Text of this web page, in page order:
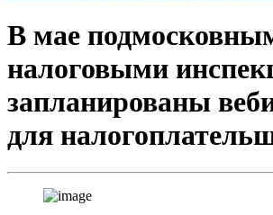
В мае
налоговыми
запланированы
для